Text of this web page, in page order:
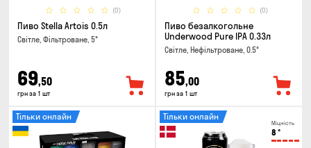
(0)
Пиво Stella Artois 0.5л
Світле, Фільтроване, 5°
69,50
грн за 1 шт
(0)
Пиво безалкогольне
Underwood Pure IPA 0.33л
Світле, Нефільтроване, 0.5°
85,00
грн за 1 шт
Тільки онлайн
Міцність
8 °
Тільки онлайн